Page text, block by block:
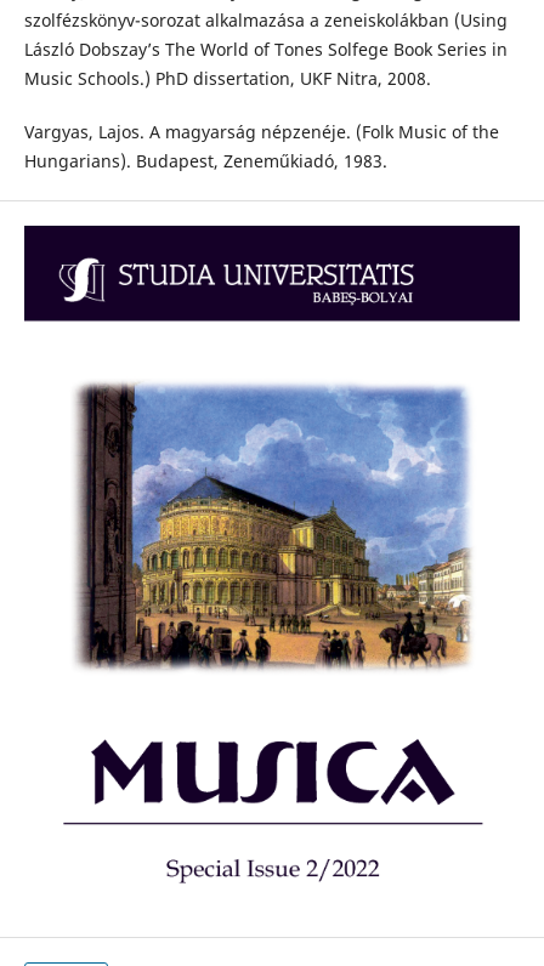
szolfézskönyv-sorozat alkalmazása a zeneiskolákban (Using
László Dobszay’s The World of Tones Solfege Book Series in
Music Schools.) PhD dissertation, UKF Nitra, 2008.
Vargyas, Lajos. A magyarság népzenéje. (Folk Music of the
Hungarians). Budapest, Zeneműkiadó, 1983.